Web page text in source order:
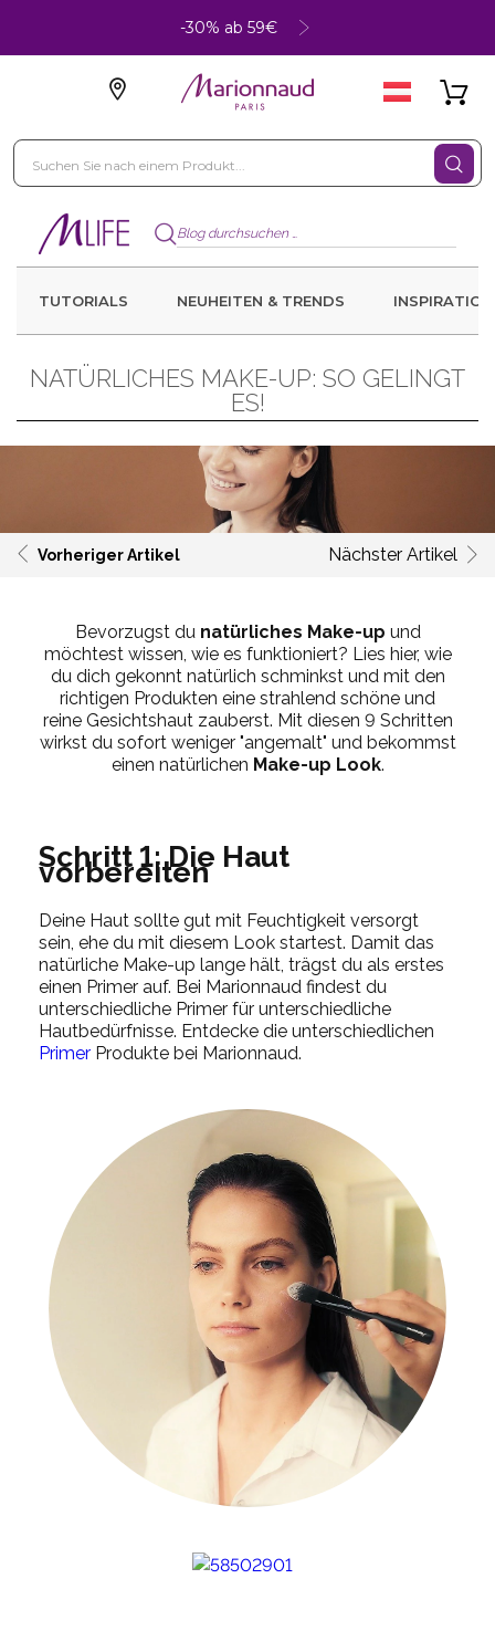
-30% ab 59€
TUTORIALS NEUHEITEN & TRENDS INSPIRATION
NATÜRLICHES MAKE-UP: SO GELINGT
ES!
Vorheriger Artikel Nächster Artikel
Bevorzugst du natürliches Make-up und
möchtest wissen, wie es funktioniert? Lies hier, wie
du dich gekonnt natürlich schminkst und mit den
richtigen Produkten eine strahlend schöne und
reine Gesichtshaut zauberst. Mit diesen 9 Schritten
wirkst du sofort weniger "angemalt" und bekommst
einen natürlichen Make-up Look.
Schritt 1: Die Haut
vorbereiten
Deine Haut sollte gut mit Feuchtigkeit versorgt
sein, ehe du mit diesem Look startest. Damit das
natürliche Make-up lange hält, trägst du als erstes
einen Primer auf. Bei Marionnaud findest du
unterschiedliche Primer für unterschiedliche
Hautbedürfnisse. Entdecke die unterschiedlichen
Primer Produkte bei Marionnaud.